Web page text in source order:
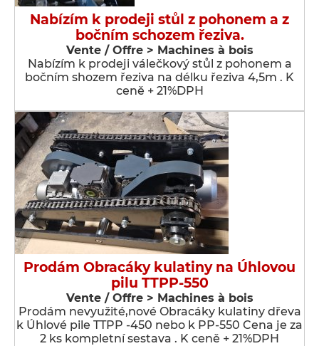
Nabízím k prodeji stůl z pohonem a z
bočním schozem řeziva.
Vente / Offre > Machines à bois
Nabízím k prodeji válečkový stůl z pohonem a
bočním shozem řeziva na délku řeziva 4,5m . K
ceně + 21%DPH
Prodám Obracáky kulatiny na Úhlovou
pilu TTPP-550
Vente / Offre > Machines à bois
Prodám nevyužité,nové Obracáky kulatiny dřeva
k Úhlové pile TTPP -450 nebo k PP-550 Cena je za
2 ks kompletní sestava . K ceně + 21%DPH